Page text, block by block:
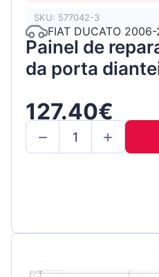
SKU: 577042-3
FIAT DUCATO
Painel de
da porta
127.40€